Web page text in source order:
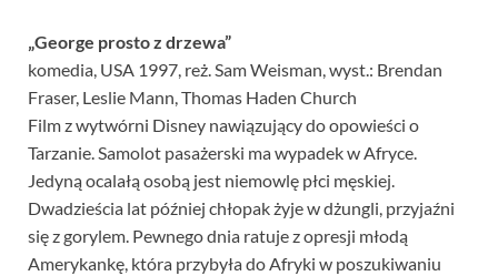
„George prosto z drzewa”
komedia, USA 1997, reż. Sam Weisman, wyst.: Brendan
Fraser, Leslie Mann, Thomas Haden Church
Film z wytwórni Disney nawiązujący do opowieści o
Tarzanie. Samolot pasażerski ma wypadek w Afryce.
Jedyną ocalałą osobą jest niemowlę płci męskiej.
Dwadzieścia lat później chłopak żyje w dżungli, przyjaźni
się z gorylem. Pewnego dnia ratuje z opresji młodą
Amerykankę, która przybyła do Afryki w poszukiwaniu